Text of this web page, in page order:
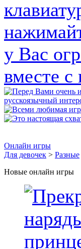
Онлайн игры
Для девочек > Разные
Новые онлайн игры